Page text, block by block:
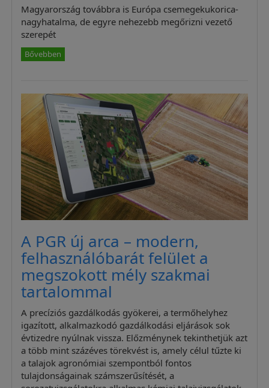
Magyarország továbbra is Európa csemegekukorica-
nagyhatalma, de egyre nehezebb megőrizni vezető
szerepét
Bővebben
A PGR új arca – modern,
felhasználóbarát felület a
megszokott mély szakmai
tartalommal
A precíziós gazdálkodás gyökerei, a termőhelyhez
igazított, alkalmazkodó gazdálkodási eljárások sok
évtizedre nyúlnak vissza. Előzménynek tekinthetjük azt
a több mint százéves törekvést is, amely célul tűzte ki
a talajok agronómiai szempontból fontos
tulajdonságainak számszerűsítését, a